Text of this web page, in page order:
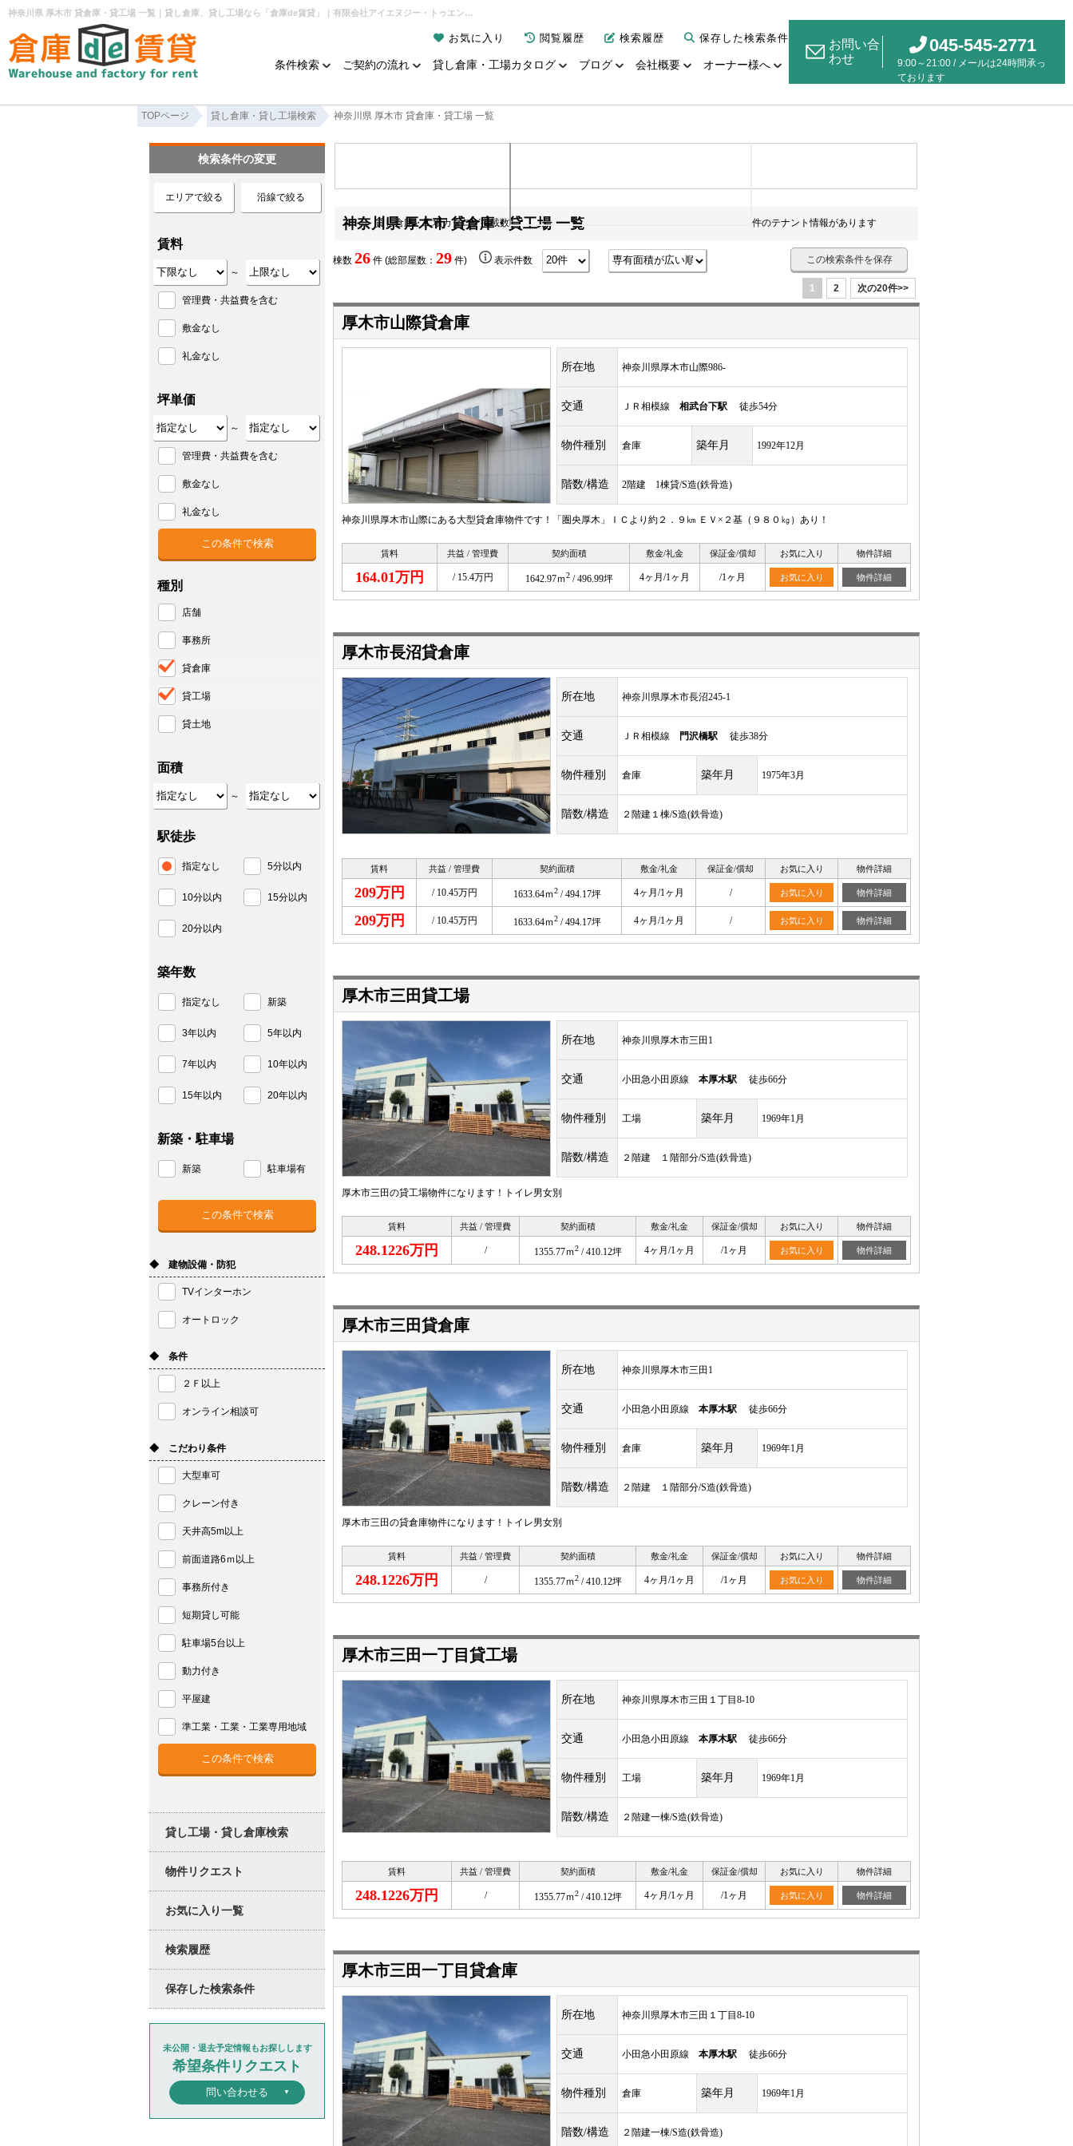
神奈川県 厚木市 貸倉庫・貸工場 一覧｜貸し倉庫、貸し工場なら「倉庫de賃貸」｜有限会社アイエヌジー・トゥエンティーワン
お気に入り 閲覧履歴 検索履歴 保存した検索条件
条件検索 ご契約の流れ 貸し倉庫・工場カタログ ブログ 会社概要 オーナー様へ
お問い合
わせ
045-545-2771
9:00～21:00 / メールは24時間承っ
ております
TOPページ 貸し倉庫・貸し工場検索 神奈川県 厚木市 貸倉庫・貸工場 一覧
貸し倉庫・工場カタログ掲載数 件のテナント情報があります
神奈川県 厚木市 貸倉庫・貸工場 一覧
棟数 26 件 (総部屋数： 29 件) 表示件数 この検索条件を保存
1 2 次の20件>>
厚木市山際貸倉庫
所在地 神奈川県厚木市山際986-
交通 ＪＲ相模線 相武台下駅 徒歩54分
物件種別 倉庫 築年月 1992年12月
階数/構造 2階建 1棟貸/S造(鉄骨造)
神奈川県厚木市山際にある大型貸倉庫物件です！「圏央厚木」ＩＣより約２．９㎞ ＥＶ×２基（９８０㎏）あり！
賃料 共益 / 管理費 契約面積 敷金/礼金 保証金/償却 お気に入り 物件詳細
164.01万円 / 15.4万円 1642.97ｍ2/ 496.99坪 4ヶ月/1ヶ月 /1ヶ月 お気に入り 物件詳細
厚木市長沼貸倉庫
所在地 神奈川県厚木市長沼245-1
交通 ＪＲ相模線 門沢橋駅 徒歩38分
物件種別 倉庫 築年月 1975年3月
階数/構造 ２階建１棟/S造(鉄骨造)
賃料 共益 / 管理費 契約面積 敷金/礼金 保証金/償却 お気に入り 物件詳細
209万円 / 10.45万円 1633.64ｍ2/ 494.17坪 4ヶ月/1ヶ月 / お気に入り 物件詳細
209万円 / 10.45万円 1633.64ｍ2/ 494.17坪 4ヶ月/1ヶ月 / お気に入り 物件詳細
厚木市三田貸工場
所在地 神奈川県厚木市三田1
交通 小田急小田原線 本厚木駅 徒歩66分
物件種別 工場 築年月 1969年1月
階数/構造 ２階建 １階部分/S造(鉄骨造)
厚木市三田の貸工場物件になります！トイレ男女別
賃料 共益 / 管理費 契約面積 敷金/礼金 保証金/償却 お気に入り 物件詳細
248.1226万円 / 1355.77ｍ2/ 410.12坪 4ヶ月/1ヶ月 /1ヶ月 お気に入り 物件詳細
厚木市三田貸倉庫
所在地 神奈川県厚木市三田1
交通 小田急小田原線 本厚木駅 徒歩66分
物件種別 倉庫 築年月 1969年1月
階数/構造 ２階建 １階部分/S造(鉄骨造)
厚木市三田の貸倉庫物件になります！トイレ男女別
賃料 共益 / 管理費 契約面積 敷金/礼金 保証金/償却 お気に入り 物件詳細
248.1226万円 / 1355.77ｍ2/ 410.12坪 4ヶ月/1ヶ月 /1ヶ月 お気に入り 物件詳細
厚木市三田一丁目貸工場
所在地 神奈川県厚木市三田１丁目8-10
交通 小田急小田原線 本厚木駅 徒歩66分
物件種別 工場 築年月 1969年1月
階数/構造 ２階建一棟/S造(鉄骨造)
賃料 共益 / 管理費 契約面積 敷金/礼金 保証金/償却 お気に入り 物件詳細
248.1226万円 / 1355.77ｍ2/ 410.12坪 4ヶ月/1ヶ月 /1ヶ月 お気に入り 物件詳細
厚木市三田一丁目貸倉庫
所在地 神奈川県厚木市三田１丁目8-10
交通 小田急小田原線 本厚木駅 徒歩66分
物件種別 倉庫 築年月 1969年1月
階数/構造 ２階建一棟/S造(鉄骨造)
検索条件の変更
エリアで絞る 沿線で絞る
賃料
～
管理費・共益費を含む
敷金なし
礼金なし
坪単価
～
管理費・共益費を含む
敷金なし
礼金なし
種別
店舗
事務所
貸倉庫
貸工場
貸土地
面積
～
駅徒歩
指定なし 5分以内
10分以内 15分以内
20分以内
築年数
指定なし 新築
3年以内 5年以内
7年以内 10年以内
15年以内 20年以内
新築・駐車場
新築 駐車場有
◆ 建物設備・防犯
TVインターホン
オートロック
◆ 条件
２Ｆ以上
オンライン相談可
◆ こだわり条件
大型車可
クレーン付き
天井高5m以上
前面道路6ｍ以上
事務所付き
短期貸し可能
駐車場5台以上
動力付き
平屋建
準工業・工業・工業専用地域
貸し工場・貸し倉庫検索
物件リクエスト
お気に入り一覧
検索履歴
保存した検索条件
未公開・退去予定情報もお探しします
希望条件リクエスト
問い合わせる